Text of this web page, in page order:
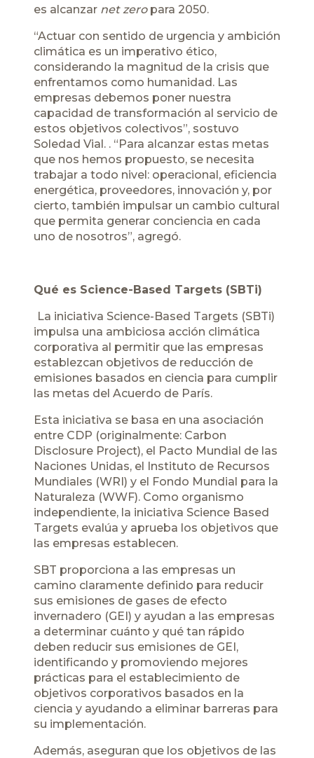
es alcanzar net zeropara 2050.
“Actuar con sentido de urgencia y ambición
climática es un imperativo ético,
considerando la magnitud de la crisis que
enfrentamos como humanidad. Las
empresas debemos poner nuestra
capacidad de transformación al servicio de
estos objetivos colectivos”, sostuvo
Soledad Vial. . “Para alcanzar estas metas
que nos hemos propuesto, se necesita
trabajar a todo nivel: operacional, eficiencia
energética, proveedores, innovación y, por
cierto, también impulsar un cambio cultural
que permita generar conciencia en cada
uno de nosotros”, agregó.
Qué es Science-Based Targets (SBTi)
La iniciativa Science-Based Targets (SBTi)
impulsa una ambiciosa acción climática
corporativa al permitir que las empresas
establezcan objetivos de reducción de
emisiones basados en ciencia para cumplir
las metas del Acuerdo de París.
Esta iniciativa se basa en una asociación
entre CDP (originalmente: Carbon
Disclosure Project), el Pacto Mundial de las
Naciones Unidas, el Instituto de Recursos
Mundiales (WRI) y el Fondo Mundial para la
Naturaleza (WWF). Como organismo
independiente, la iniciativa Science Based
Targets evalúa y aprueba los objetivos que
las empresas establecen.
SBT proporciona a las empresas un
camino claramente definido para reducir
sus emisiones de gases de efecto
invernadero (GEI) y ayudan a las empresas
a determinar cuánto y qué tan rápido
deben reducir sus emisiones de GEI,
identificando y promoviendo mejores
prácticas para el establecimiento de
objetivos corporativos basados en la
ciencia y ayudando a eliminar barreras para
su implementación.
Además, aseguran que los objetivos de las